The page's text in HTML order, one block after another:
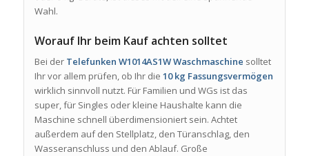
Wahl.
Worauf Ihr beim Kauf achten solltet
Bei der Telefunken W1014AS1W Waschmaschine solltet
Ihr vor allem prüfen, ob Ihr die 10 kg Fassungsvermögen
wirklich sinnvoll nutzt. Für Familien und WGs ist das
super, für Singles oder kleine Haushalte kann die
Maschine schnell überdimensioniert sein. Achtet
außerdem auf den Stellplatz, den Türanschlag, den
Wasseranschluss und den Ablauf. Große